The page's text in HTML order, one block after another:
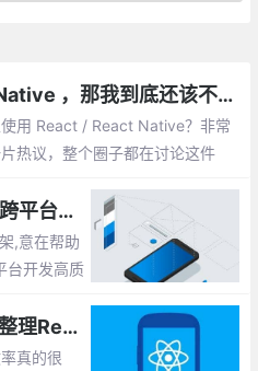
都在封杀 React/React Native ，那我到底还该不该继续学呢？
用 React / React Native？非常
热议，整个圈子都在讨论这件
Flutter框架_谷歌推出的跨平台打造ios和android高质量的原生UI框架
,意在帮助
台开发高质
现有代码
于iOS和A
React Native常用插件_整理React Native插件系列之插件汇总
真的很